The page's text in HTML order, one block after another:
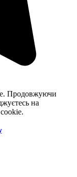
Продовжуючи
на